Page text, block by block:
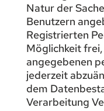
Natur der
Benutzern
Registrierten
Möglichkeit
angegebenen
jederzeit
dem
Verarbeitung